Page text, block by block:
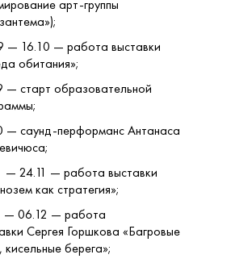
арт-группы
— 16.10 — работа выставки
обитания»;
— старт образовательной
— саунд-перформанс Антанаса
— 24.11 — работа выставки
как стратегия»;
— 06.12 — работа
Сергея Горшкова «Багровые
кисельные берега»;